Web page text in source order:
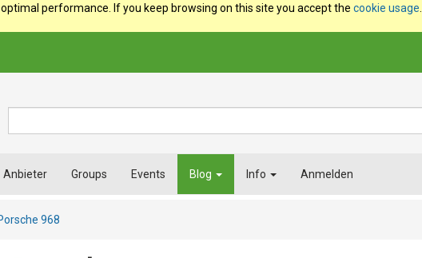
performance. If you keep browsing on this site you accept the cookie usage
Anbieter Groups Events Blog Info Anmelden
968